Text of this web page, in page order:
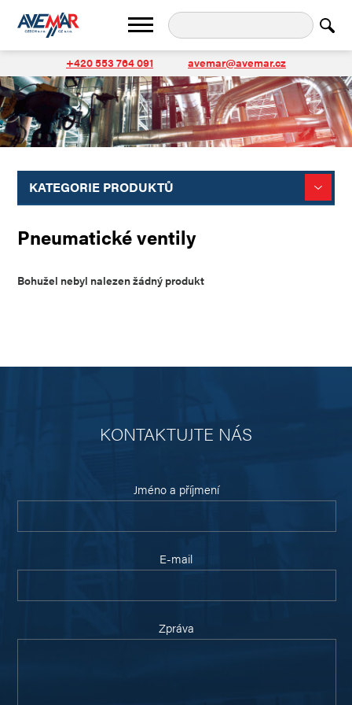
+420 553 764 091 avemar@avemar.cz
KATEGORIE PRODUKTŮ
Pneumatické ventily
Bohužel nebyl nalezen žádný produkt
KONTAKTUJTE NÁS
Jméno a příjmení
E-mail
Zpráva